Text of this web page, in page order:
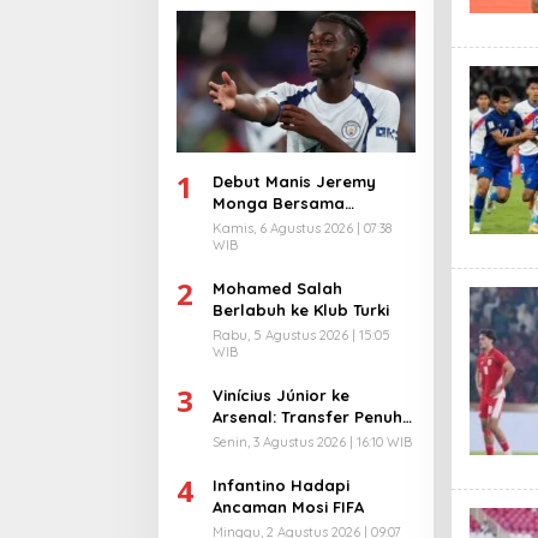
1
Debut Manis Jeremy
Monga Bersama
Manchester City
Kamis, 6 Agustus 2026 | 07:38
WIB
2
Mohamed Salah
Berlabuh ke Klub Turki
Rabu, 5 Agustus 2026 | 15:05
WIB
3
Vinícius Júnior ke
Arsenal: Transfer Penuh
Risiko
Senin, 3 Agustus 2026 | 16:10 WIB
4
Infantino Hadapi
Ancaman Mosi FIFA
Minggu, 2 Agustus 2026 | 09:07